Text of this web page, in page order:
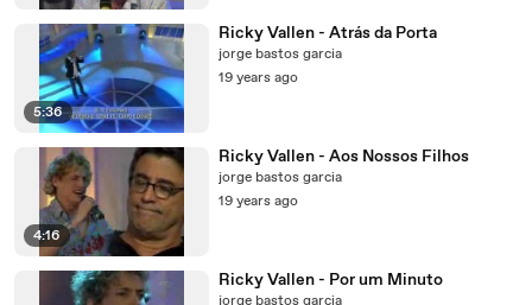
5:36
Ricky Vallen - Atrás da Porta
jorge bastos garcia
19 years ago
4:16
Ricky Vallen - Aos Nossos Filhos
jorge bastos garcia
19 years ago
Ricky Vallen - Por um Minuto